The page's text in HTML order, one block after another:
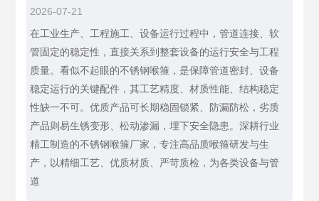
2026-07-21
在工业生产、工程施工、设备运行过程中，管道连接、软
管固定的稳定性，直接关系到整套设备的运行安全与工程
质量。看似不起眼的不锈钢喉箍，是保障管道密封、设备
稳定运行的关键配件，其工艺精度、材质性能、结构稳定
性缺一不可。优质产品可长期稳固锁紧、防漏防松，劣质
产品则易生锈变形、松动渗漏，埋下安全隐患。深耕行业
精工制造的不锈钢喉箍厂家，专注高品质喉箍研发与生
产，以精细工艺、优质材质、严苛质检，为各类设备与管
道